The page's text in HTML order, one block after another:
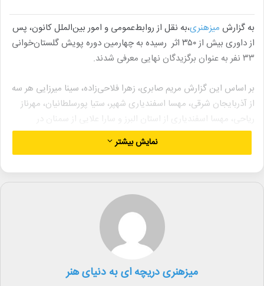
به گزارش میزهنری،به نقل از روابط‌عمومی و امور بین‌الملل کانون، پس
از داوری بیش از ۳۵۰ اثر رسیده به چهارمین دوره پویش گلستان‌خوانی
۳۳ نفر به عنوان برگزیدگان نهایی معرفی شدند.
بر اساس این گزارش مریم صابری، زهرا فلاحی‌زاده، سینا میرزایی هر سه
از آذربایجان شرقی، مهسا اسفندیاری شهپر، ستیا پورسلطانیان، مهرناز
ریاحی، مهسا اسفندیاری از استان البرز و سارا علایی از سمنان در
فهرست برگزیدگان قرار گرفتند.
گیلان، فاطمه سلیم مسلمی، ساغر کریمی و مهسا رحیمی‌پور هرسه از
استان مرکزی، زینب ایرانی از اردبیل و نیوشا فلاح‌زاده و سارینا رجبی از
یزد دیگر برگزیدگان این دوره از پویش ملی گلستان‌خوانی با عنوان
«یکی گوی و پرورده گوی» هستند.
در همین حال از استان فارس به عنوان میزبان برگزاری این پویش نیز،
یگانه شرفی، فاطمه‌زهرا اسداللهی، زینب گل‌اندوز، هستی غروی، کوثر
نمایش بیشتر
میزهنری دریچه ای به دنیای هنر